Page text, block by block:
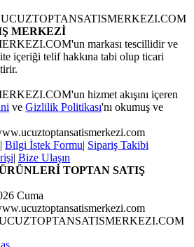
UCUZTOPTANSATISMERKEZI.COM
MERKEZİ
markası tescillidir ve
içeriği telif hakkına tabi olup ticari
hizmet akışını içeren
ve Gizlilik Politikası'nı okumuş ve
| Bilgi İstek Formu| Sipariş Takibi
| Bize Ulaşın
TOPTAN SATIŞ
Cuma